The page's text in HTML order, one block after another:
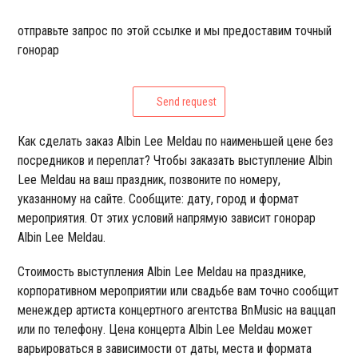
отправьте запрос по этой ссылке и мы предоставим точный
гонорар
Send request
Как сделать заказ Albin Lee Meldau по наименьшей цене без
посредников и переплат? Чтобы заказать выступление Albin
Lee Meldau на ваш праздник, позвоните по номеру,
указанному на сайте. Сообщите: дату, город и формат
мероприятия. От этих условий напрямую зависит гонорар
Albin Lee Meldau.
Стоимость выступления Albin Lee Meldau на празднике,
корпоративном мероприятии или свадьбе вам точно сообщит
менеждер артиста концертного агентства BnMusic на ваццап
или по телефону. Цена концерта Albin Lee Meldau может
варьироваться в зависимости от даты, места и формата